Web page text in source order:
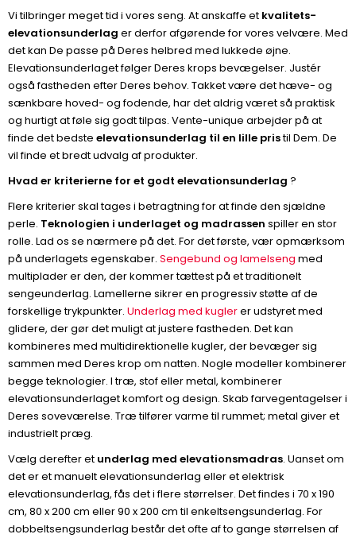
Vi tilbringer meget tid i vores seng. At anskaffe et kvalitets-
elevationsunderlag er derfor afgørende for vores velvære. Med
det kan De passe på Deres helbred med lukkede øjne.
Elevationsunderlaget følger Deres krops bevægelser. Justér
også fastheden efter Deres behov. Takket være det hæve- og
sænkbare hoved- og fodende, har det aldrig været så praktisk
og hurtigt at føle sig godt tilpas. Vente-unique arbejder på at
finde det bedste elevationsunderlag til en lille pristil Dem. De
vil finde et bredt udvalg af produkter.
Hvad er kriterierne for et godt elevationsunderlag ?
Flere kriterier skal tages i betragtning for at finde den sjældne
perle. Teknologien i underlaget og madrassen spiller en stor
rolle. Lad os se nærmere på det. For det første, vær opmærksom
på underlagets egenskaber. Sengebund og lamelseng med
multiplader er den, der kommer tættest på et traditionelt
sengeunderlag. Lamellerne sikrer en progressiv støtte af de
forskellige trykpunkter. Underlag med kuglerer udstyret med
glidere, der gør det muligt at justere fastheden. Det kan
kombineres med multidirektionelle kugler, der bevæger sig
sammen med Deres krop om natten. Nogle modeller kombinerer
begge teknologier. I træ, stof eller metal, kombinerer
elevationsunderlaget komfort og design. Skab farvegentagelser i
Deres soveværelse. Træ tilfører varme til rummet; metal giver et
industrielt præg.
Vælg derefter et underlag med elevationsmadras. Uanset om
det er et manuelt elevationsunderlag eller et elektrisk
elevationsunderlag, fås det i flere størrelser. Det findes i 70 x 190
cm, 80 x 200 cm eller 90 x 200 cm til enkeltsengsunderlag. For
dobbeltsengsunderlag består det ofte af to gange størrelsen af